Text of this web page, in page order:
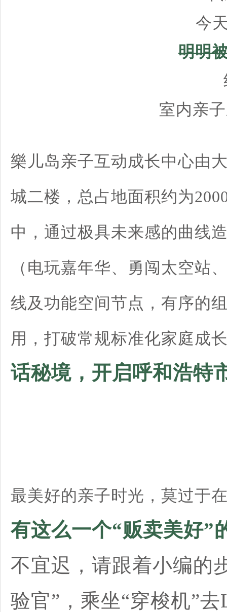
今
明明
室内亲
樂儿岛亲子互动成长中心由
城二楼，总占地面积约为
中，通过极具未来感的曲线
（电玩嘉年华、勇闯太空站
线及功能空间节点，有序的
用，打破常规标准化家庭成
话秘境，开启呼和浩特
最美好的亲子时光，莫过于
有这么一个“贩卖美好”
不宜迟，请跟着小编的
验官”，乘坐“穿梭机”